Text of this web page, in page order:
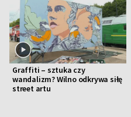
Graffiti – sztuka czy
wandalizm? Wilno odkrywa siłę
street artu